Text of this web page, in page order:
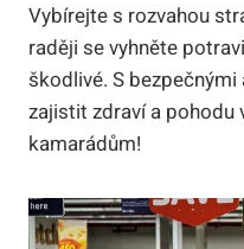
Vybírejte s rozvahou
raději se vyhněte
škodlivé. S
zajistit zdraví a pohodu
kamarádům!